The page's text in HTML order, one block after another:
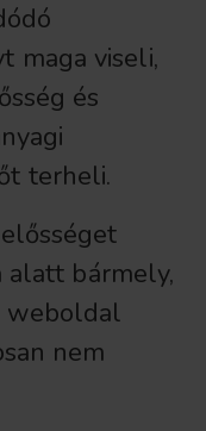
maga viseli,
és
terheli.
alatt bármely,
weboldal
nem